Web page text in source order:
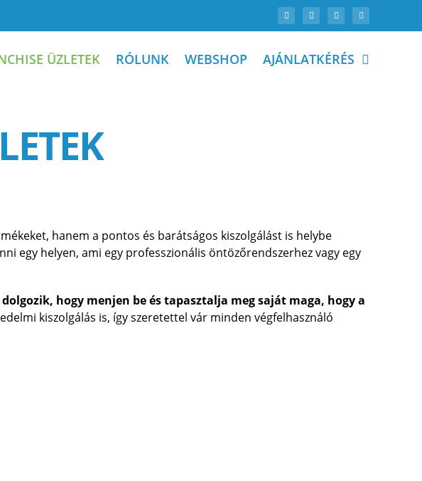
ÜZLETEK RÓLUNK WEBSHOP AJÁNLATKÉRÉS
hanem a pontos és barátságos kiszolgálást is helybe
egy helyen, ami egy professzionális öntözőrendszerhez vagy egy
hogy menjen be és tapasztalja meg saját maga, hogy a
kiszolgálás is, így szeretettel vár minden végfelhasználó